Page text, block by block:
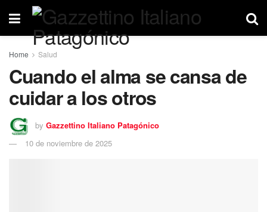
Home Salud
Cuando el alma se cansa de
cuidar a los otros
by Gazzettino Italiano Patagónico
10 de noviembre de 2025